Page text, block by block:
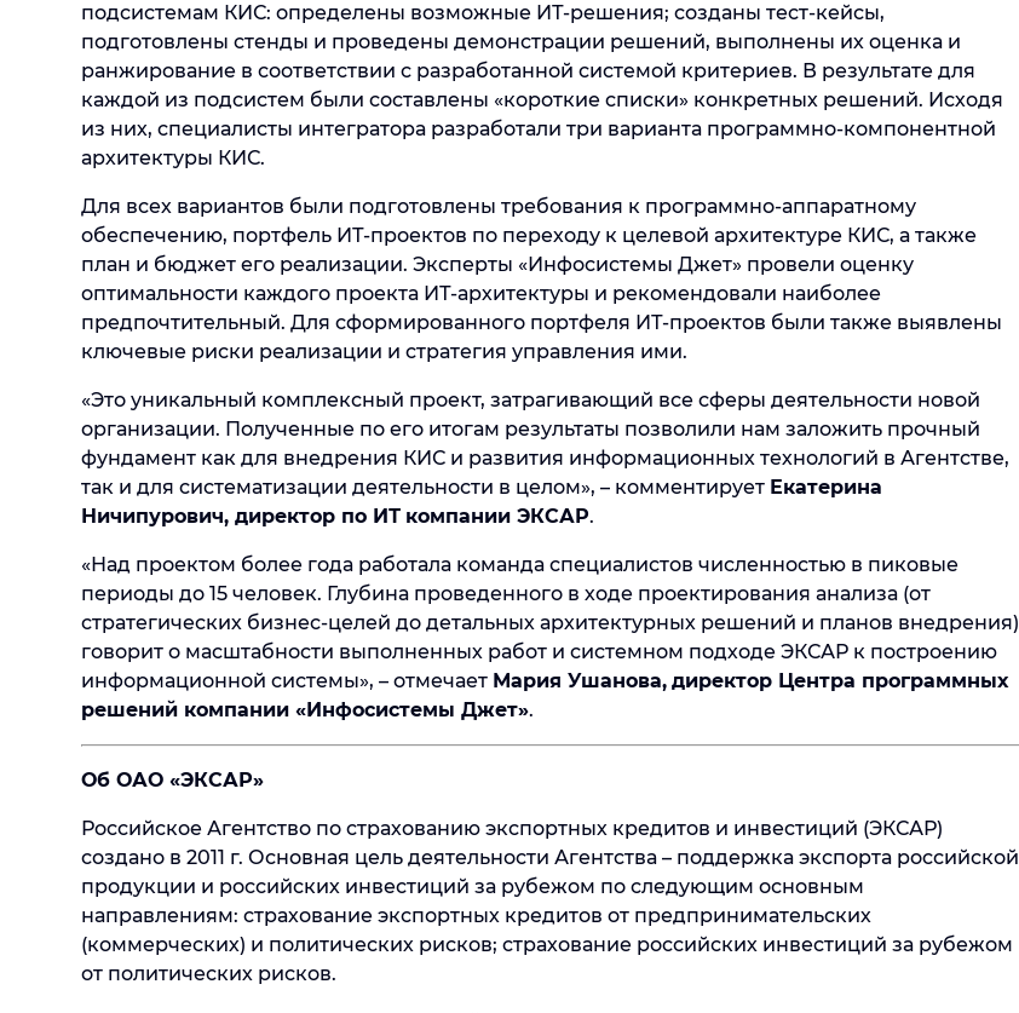
подсистемам КИС: определены возможные ИТ-решения; созданы тест-кейсы,
подготовлены стенды и проведены демонстрации решений, выполнены их оценка и
ранжирование в соответствии с разработанной системой критериев. В результате для
каждой из подсистем были составлены «короткие списки» конкретных решений. Исходя
из них, специалисты интегратора разработали три варианта программно-компонентной
архитектуры КИС.
Для всех вариантов были подготовлены требования к программно-аппаратному
обеспечению, портфель ИТ-проектов по переходу к целевой архитектуре КИС, а также
план и бюджет его реализации. Эксперты «Инфосистемы Джет» провели оценку
оптимальности каждого проекта ИТ-архитектуры и рекомендовали наиболее
предпочтительный. Для сформированного портфеля ИТ-проектов были также выявлены
ключевые риски реализации и стратегия управления ими.
«Это уникальный комплексный проект, затрагивающий все сферы деятельности новой
организации. Полученные по его итогам результаты позволили нам заложить прочный
фундамент как для внедрения КИС и развития информационных технологий в Агентстве,
так и для систематизации деятельности в целом», – комментирует Екатерина
Ничипурович, директор по ИТ компании ЭКСАР.
«Над проектом более года работала команда специалистов численностью в пиковые
периоды до 15 человек. Глубина проведенного в ходе проектирования анализа (от
стратегических бизнес-целей до детальных архитектурных решений и планов внедрения)
говорит о масштабности выполненных работ и системном подходе ЭКСАР к построению
информационной системы», – отмечает Мария Ушанова, директор Центра программных
решений компании «Инфосистемы Джет».
Об ОАО «ЭКСАР»
Российское Агентство по страхованию экспортных кредитов и инвестиций (ЭКСАР)
создано в 2011 г. Основная цель деятельности Агентства – поддержка экспорта российской
продукции и российских инвестиций за рубежом по следующим основным
направлениям: страхование экспортных кредитов от предпринимательских
(коммерческих) и политических рисков; страхование российских инвестиций за рубежом
от политических рисков.